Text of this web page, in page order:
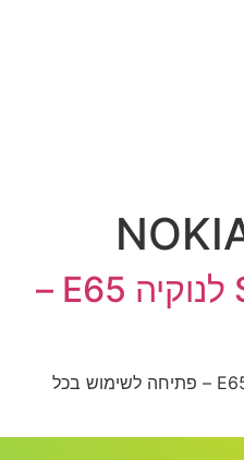
פתיחה SimFree לנוקיה E65 –
פתיחה NOKIA נוקיה E65 SimFree – פתיחה לשימוש בכל